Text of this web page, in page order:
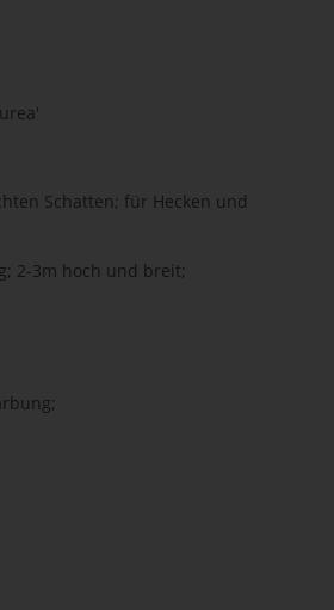
Schatten; für Hecken und
2-3m hoch und breit;